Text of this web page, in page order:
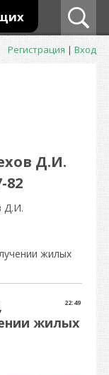
Регистрация|Вход
Д.И.
82
Д.И.
жилых
22:49
жилых